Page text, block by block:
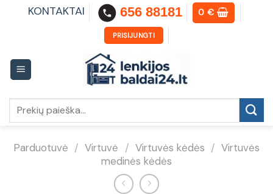
KONTAKTAI 656 88181 0€
PRISIJUNGTI
Parduotuvė / Virtuvė / Virtuvės kėdės / Virtuvės
medinės kėdės